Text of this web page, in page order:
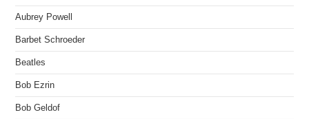
Aubrey Powell
Barbet Schroeder
Beatles
Bob Ezrin
Bob Geldof